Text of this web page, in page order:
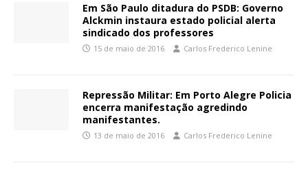
Em São Paulo ditadura do PSDB: Governo
Alckmin instaura estado policial alerta
sindicado dos professores
15 de maio de 2016 Carlos Frederico Lenine
Repressão Militar: Em Porto Alegre Policia
encerra manifestação agredindo
manifestantes.
13 de maio de 2016 Carlos Frederico Lenine